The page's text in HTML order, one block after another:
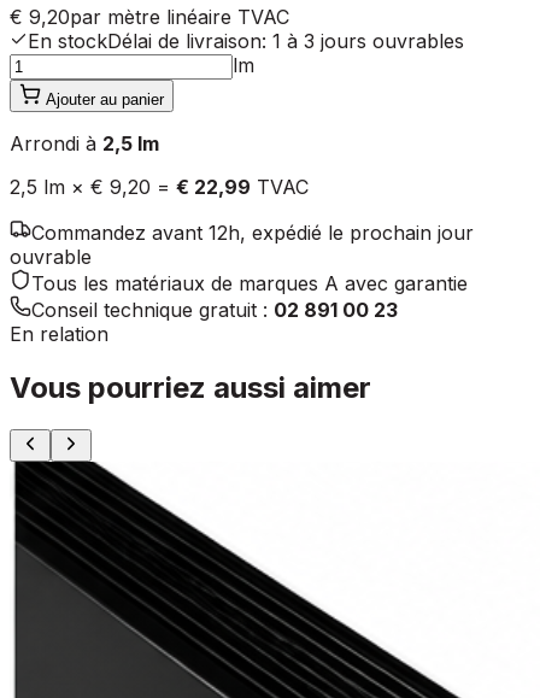
€ 9,20par mètre linéaire TVAC
En stockDélai de livraison: 1 à 3 jours ouvrables
lm
Ajouter au panier
Arrondi à 2,5 lm
2,5 lm × € 9,20 = € 22,99 TVAC
Commandez avant 12h, expédié le prochain jour
ouvrable
Tous les matériaux de marques A avec garantie
Conseil technique gratuit : 02 891 00 23
En relation
Vous pourriez aussi aimer